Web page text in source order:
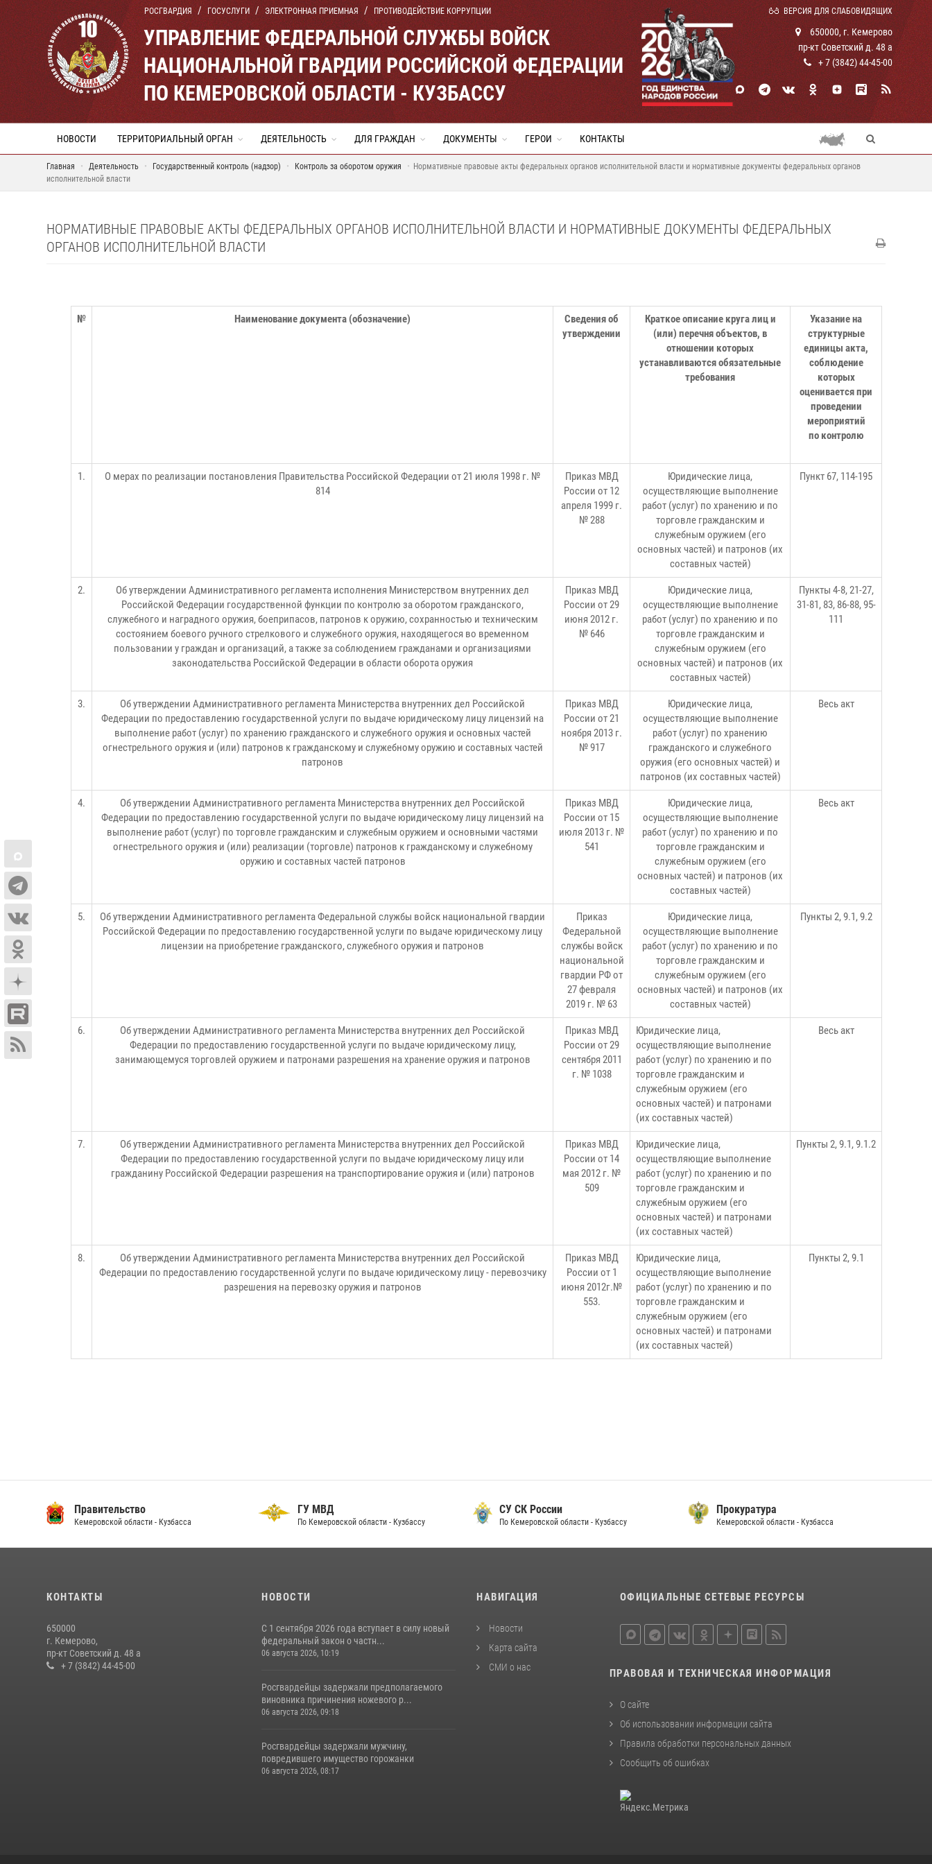
РОСГВАРДИЯ ГОСУСЛУГИ ЭЛЕКТРОННАЯ ПРИЕМНАЯ ПРОТИВОДЕЙСТВИЕ КОРРУПЦИИ ВЕРСИЯ ДЛЯ СЛАБОВИДЯЩИХ
УПРАВЛЕНИЕ ФЕДЕРАЛЬНОЙ СЛУЖБЫ ВОЙСК
НАЦИОНАЛЬНОЙ ГВАРДИИ РОССИЙСКОЙ ФЕДЕРАЦИИ
ПО КЕМЕРОВСКОЙ ОБЛАСТИ - КУЗБАССУ
650000, г. Кемерово
пр-кт Советский д. 48 а
+ 7 (3842) 44-45-00
НОВОСТИ ТЕРРИТОРИАЛЬНЫЙ ОРГАН ДЕЯТЕЛЬНОСТЬ ДЛЯ ГРАЖДАН ДОКУМЕНТЫ ГЕРОИ КОНТАКТЫ
Главная Деятельность Государственный контроль (надзор) Контроль за оборотом оружия
Нормативные правовые акты федеральных органов исполнительной власти и нормативные документы федеральных органов
исполнительной власти
НОРМАТИВНЫЕ ПРАВОВЫЕ АКТЫ ФЕДЕРАЛЬНЫХ ОРГАНОВ ИСПОЛНИТЕЛЬНОЙ ВЛАСТИ И НОРМАТИВНЫЕ ДОКУМЕНТЫ ФЕДЕРАЛЬНЫХ
ОРГАНОВ ИСПОЛНИТЕЛЬНОЙ ВЛАСТИ
№ Наименование документа (обозначение)
Сведения об
утверждении
Краткое описание круга лиц и
(или) перечня объектов, в
отношении которых
устанавливаются обязательные
требования
Указание на
структурные
единицы акта,
соблюдение
которых
оценивается при
проведении
мероприятий
по контролю
1.
О мерах по реализации постановления Правительства Российской Федерации от 21 июля 1998 г. №
814
Приказ МВД
России от 12
апреля 1999 г.
№ 288
Юридические лица,
осуществляющие выполнение
работ (услуг) по хранению и по
торговле гражданским и
служебным оружием (его
основных частей) и патронов (их
составных частей)
Пункт 67, 114-195
2.
Об утверждении Административного регламента исполнения Министерством внутренних дел
Российской Федерации государственной функции по контролю за оборотом гражданского,
служебного и наградного оружия, боеприпасов, патронов к оружию, сохранностью и техническим
состоянием боевого ручного стрелкового и служебного оружия, находящегося во временном
пользовании у граждан и организаций, а также за соблюдением гражданами и организациями
законодательства Российской Федерации в области оборота оружия
Приказ МВД
России от 29
июня 2012 г.
№ 646
Юридические лица,
осуществляющие выполнение
работ (услуг) по хранению и по
торговле гражданским и
служебным оружием (его
основных частей) и патронов (их
составных частей)
Пункты 4-8, 21-27,
31-81, 83, 86-88, 95-
111
3.
Об утверждении Административного регламента Министерства внутренних дел Российской
Федерации по предоставлению государственной услуги по выдаче юридическому лицу лицензий на
выполнение работ (услуг) по хранению гражданского и служебного оружия и основных частей
огнестрельного оружия и (или) патронов к гражданскому и служебному оружию и составных частей
патронов
Приказ МВД
России от 21
ноября 2013 г.
№ 917
Юридические лица,
осуществляющие выполнение
работ (услуг) по хранению
гражданского и служебного
оружия (его основных частей) и
патронов (их составных частей)
Весь акт
4.
Об утверждении Административного регламента Министерства внутренних дел Российской
Федерации по предоставлению государственной услуги по выдаче юридическому лицу лицензий на
выполнение работ (услуг) по торговле гражданским и служебным оружием и основными частями
огнестрельного оружия и (или) реализации (торговле) патронов к гражданскому и служебному
оружию и составных частей патронов
Приказ МВД
России от 15
июля 2013 г. №
541
Юридические лица,
осуществляющие выполнение
работ (услуг) по хранению и по
торговле гражданским и
служебным оружием (его
основных частей) и патронов (их
составных частей)
Весь акт
5.
Об утверждении Административного регламента Федеральной службы войск национальной гвардии
Российской Федерации по предоставлению государственной услуги по выдаче юридическому лицу
лицензии на приобретение гражданского, служебного оружия и патронов
Приказ
Федеральной
службы войск
национальной
гвардии РФ от
27 февраля
2019 г. № 63
Юридические лица,
осуществляющие выполнение
работ (услуг) по хранению и по
торговле гражданским и
служебным оружием (его
основных частей) и патронов (их
составных частей)
Пункты 2, 9.1, 9.2
6.
Об утверждении Административного регламента Министерства внутренних дел Российской
Федерации по предоставлению государственной услуги по выдаче юридическому лицу,
занимающемуся торговлей оружием и патронами разрешения на хранение оружия и патронов
Приказ МВД
России от 29
сентября 2011
г. № 1038
Юридические лица,
осуществляющие выполнение
работ (услуг) по хранению и по
торговле гражданским и
служебным оружием (его
основных частей) и патронами
(их составных частей)
Весь акт
7.
Об утверждении Административного регламента Министерства внутренних дел Российской
Федерации по предоставлению государственной услуги по выдаче юридическому лицу или
гражданину Российской Федерации разрешения на транспортирование оружия и (или) патронов
Приказ МВД
России от 14
мая 2012 г. №
509
Юридические лица,
осуществляющие выполнение
работ (услуг) по хранению и по
торговле гражданским и
служебным оружием (его
основных частей) и патронами
(их составных частей)
Пункты 2, 9.1, 9.1.2
8.
Об утверждении Административного регламента Министерства внутренних дел Российской
Федерации по предоставлению государственной услуги по выдаче юридическому лицу - перевозчику
разрешения на перевозку оружия и патронов
Приказ МВД
России от 1
июня 2012г.№
553.
Юридические лица,
осуществляющие выполнение
работ (услуг) по хранению и по
торговле гражданским и
служебным оружием (его
основных частей) и патронами
(их составных частей)
Пункты 2, 9.1
Правительство
Кемеровской области - Кузбасса
ГУ МВД
По Кемеровской области - Кузбассу
СУ СК России
По Кемеровской области - Кузбассу
Прокуратура
Кемеровской области - Кузбасса
КОНТАКТЫ
650000
г. Кемерово,
пр-кт Советский д. 48 а
+ 7 (3842) 44-45-00
НОВОСТИ
С 1 сентября 2026 года вступает в силу новый
федеральный закон о частн...
06 августа 2026, 10:19
Росгвардейцы задержали предполагаемого
виновника причинения ножевого р...
06 августа 2026, 09:18
Росгвардейцы задержали мужчину,
повредившего имущество горожанки
06 августа 2026, 08:17
НАВИГАЦИЯ
Новости
Карта сайта
СМИ о нас
ОФИЦИАЛЬНЫЕ СЕТЕВЫЕ РЕСУРСЫ
ПРАВОВАЯ И ТЕХНИЧЕСКАЯ ИНФОРМАЦИЯ
О сайте
Об использовании информации сайта
Правила обработки персональных данных
Сообщить об ошибках